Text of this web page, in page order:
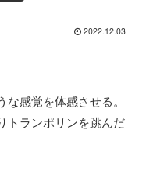
2022.12.03
感覚を体感させる。
トランポリンを跳んだ